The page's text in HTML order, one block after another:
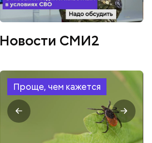
Новости СМИ2
Проще, чем кажется